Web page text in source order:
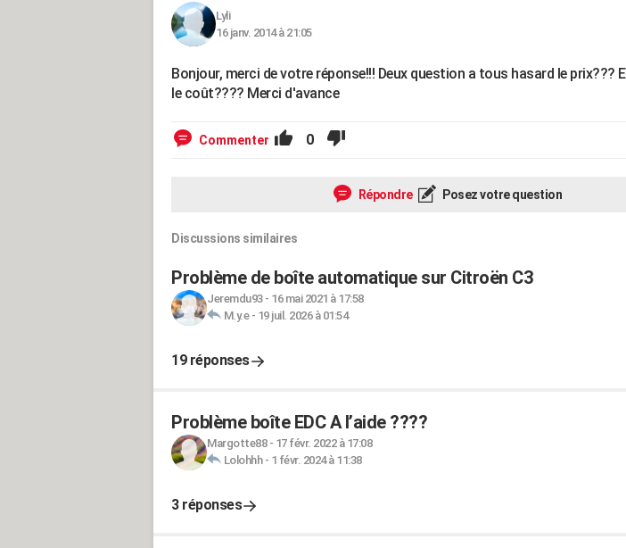
Lyli
16 janv. 2014 à 21:05
Bonjour, merci de votre réponse!!! Deux question a tous hasard le prix???
le coût???? Merci d'avance
Commenter 0
Répondre Posez votre question
Discussions similaires
Problème de boîte automatique sur Citroën C3
Jeremdu93- 16 mai 2021 à 17:58
M.y.e- 19 juil. 2026 à 01:54
19 réponses
Problème boîte EDC A l’aide ????
Margotte88- 17 févr. 2022 à 17:08
Lolohhh- 1 févr. 2024 à 11:38
3 réponses